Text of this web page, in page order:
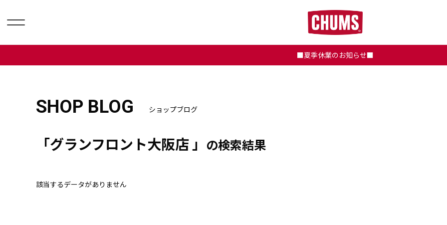
■夏季休業のお知らせ■
SHOP BLOG ショップブログ
「グランフロント大阪店 」 の検索結果
該当するデータがありません